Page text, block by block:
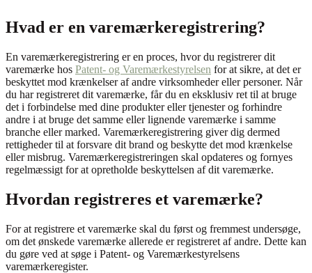
Hvad er en varemærkeregistrering?
En varemærkeregistrering er en proces, hvor du registrerer dit
varemærke hos Patent- og Varemærkestyrelsen for at sikre, at det er
beskyttet mod krænkelser af andre virksomheder eller personer. Når
du har registreret dit varemærke, får du en eksklusiv ret til at bruge
det i forbindelse med dine produkter eller tjenester og forhindre
andre i at bruge det samme eller lignende varemærke i samme
branche eller marked. Varemærkeregistrering giver dig dermed
rettigheder til at forsvare dit brand og beskytte det mod krænkelse
eller misbrug. Varemærkeregistreringen skal opdateres og fornyes
regelmæssigt for at opretholde beskyttelsen af dit varemærke.
Hvordan registreres et varemærke?
For at registrere et varemærke skal du først og fremmest undersøge,
om det ønskede varemærke allerede er registreret af andre. Dette kan
du gøre ved at søge i Patent- og Varemærkestyrelsens
varemærkeregister.